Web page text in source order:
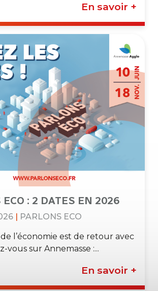
En savoir +
ECO : 2 DATES EN 2026
| PARLONS ECO
l’économie est de retour avec
vous sur Annemasse :...
En savoir +